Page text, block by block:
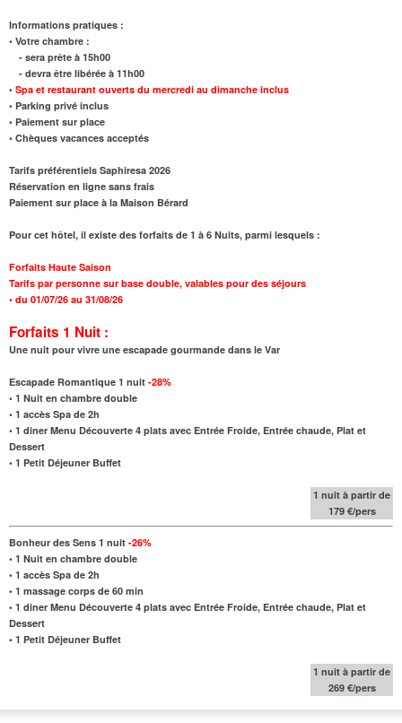
Informations pratiques :
• Votre chambre :
- sera prête à 15h00
- devra être libérée à 11h00
• Spa et restaurant ouverts du mercredi au dimanche inclus
• Parking privé inclus
• Paiement sur place
• Chèques vacances acceptés
Tarifs préférentiels Saphiresa 2026
Réservation en ligne sans frais
Paiement sur place à la Maison Bérard
Pour cet hôtel, il existe des forfaits de 1 à 6 Nuits, parmi lesquels :
Forfaits Haute Saison
Tarifs par personne sur base double, valables pour des séjours
• du 01/07/26 au 31/08/26
Forfaits 1 Nuit :
Une nuit pour vivre une escapade gourmande dans le Var
Escapade Romantique 1 nuit -28%
• 1 Nuit en chambre double
• 1 accès Spa de 2h
• 1 diner Menu Découverte 4 plats avec Entrée Froide, Entrée chaude, Plat et
Dessert
• 1 Petit Déjeuner Buffet
1 nuit à partir de
179 €/pers
Bonheur des Sens 1 nuit -26%
• 1 Nuit en chambre double
• 1 accès Spa de 2h
• 1 massage corps de 60 min
• 1 diner Menu Découverte 4 plats avec Entrée Froide, Entrée chaude, Plat et
Dessert
• 1 Petit Déjeuner Buffet
1 nuit à partir de
269 €/pers